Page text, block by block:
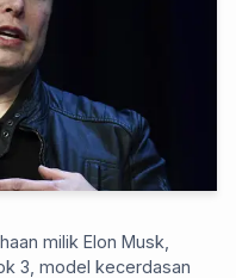
milik Elon Musk,
3, model kecerdasan